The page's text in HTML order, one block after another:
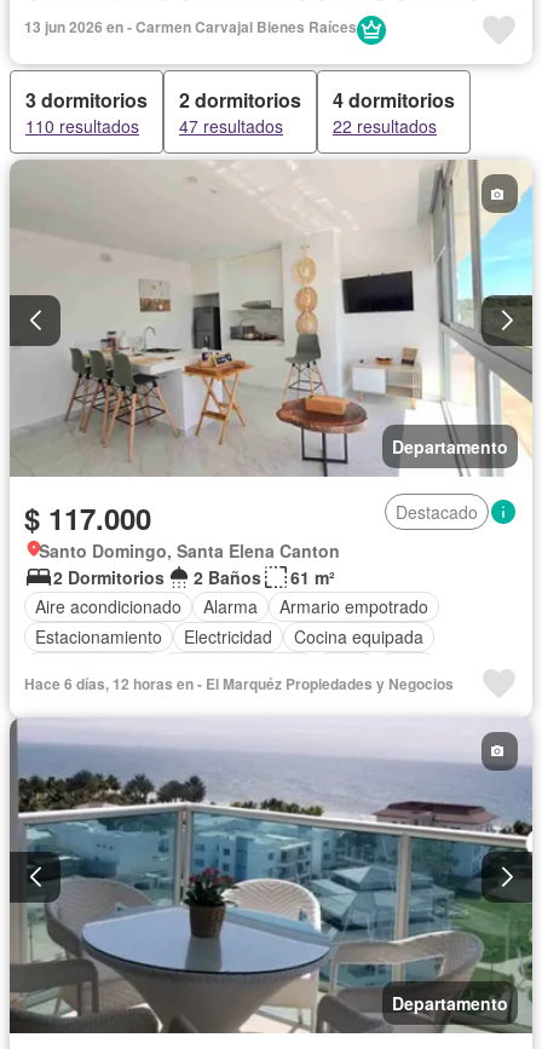
Jacuzzi
Estacionamiento
Vista panorámica
Jardín
Armario empotrado
Completamente amoblado
13 jun 2026 en - Carmen Carvajal Bienes Raíces
3 dormitorios
110 resultados
2 dormitorios
47 resultados
4 dormitorios
22 resultados
Departamento
$ 117.000
Destacado
Santo Domingo, Santa Elena Canton
2 Dormitorios
2 Baños
61 m²
Aire acondicionado
Alarma
Armario empotrado
Estacionamiento
Electricidad
Cocina equipada
Área para niños
Ascensor
Acceso para personas con discapacidad
Parrilla
Garita de guardianía
Gimnasio Seguridad
Piscina
Completamente amoblado
Hace 6 días, 12 horas en - El Marquéz Propiedades y Negocios
Departamento